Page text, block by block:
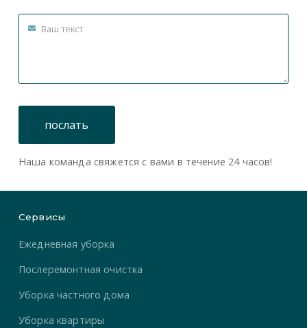
Наша команда свяжется с вами в течение 24 часов!
Сервисы
Ежедневная уборка
Послеремонтная очистка
Уборка частного дома
Уборка квартиры